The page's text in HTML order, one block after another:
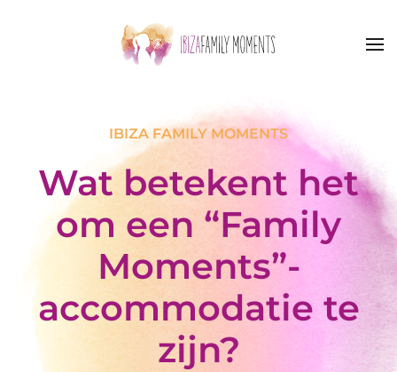
Skip to main content
IBIZA FAMILY MOMENTS
Wat betekent het
om een “Family
Moments”-
accommodatie te
zijn?